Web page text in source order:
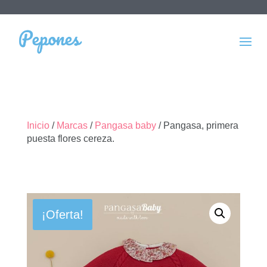
Inicio/ Marcas/ Pangasa baby/ Pangasa, primera
puesta flores cereza.
¡Oferta!